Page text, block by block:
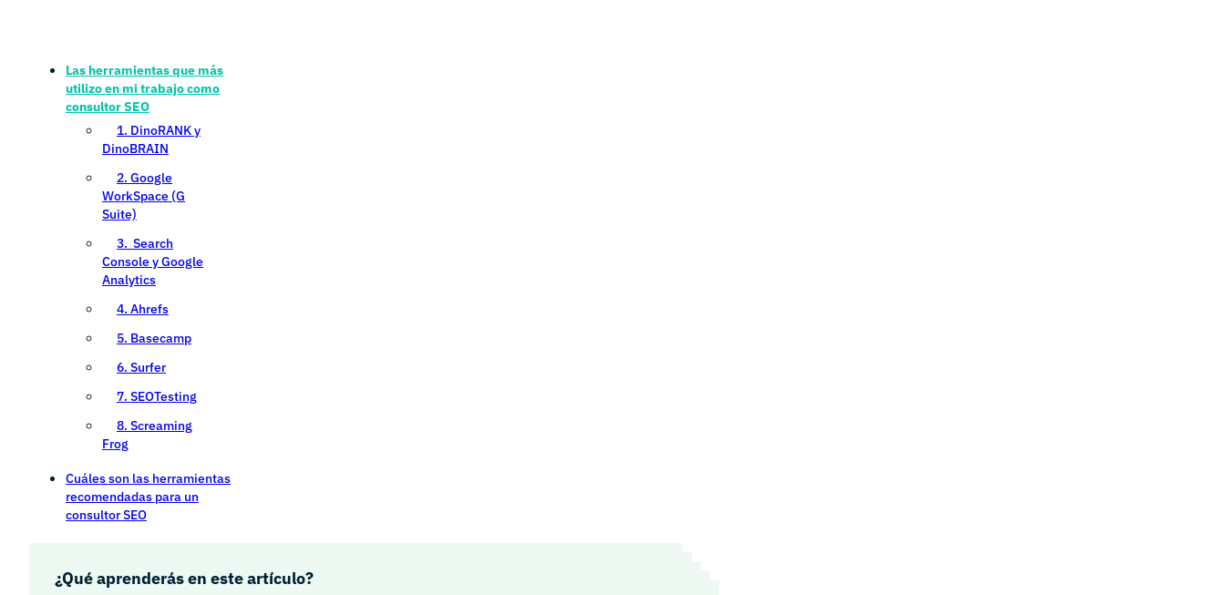
Las herramientas que más
utilizo en mi trabajo como
consultor SEO
1. DinoRANK y
DinoBRAIN
2. Google
WorkSpace (G
Suite)
3. Search
Console y Google
Analytics
4. Ahrefs
5. Basecamp
6. Surfer
7. SEOTesting
8. Screaming
Frog
Cuáles son las herramientas
recomendadas para un
consultor SEO
¿Qué aprenderás en este artículo?